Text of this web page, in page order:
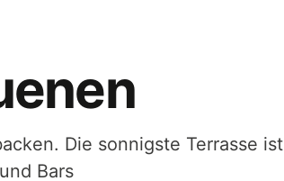
Die sonnigste Terrasse ist
Bars